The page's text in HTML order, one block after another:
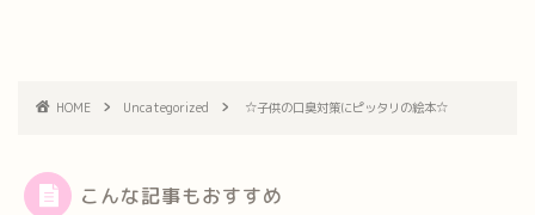
HOME Uncategorized ☆子供の口臭対策にピッタリの絵本☆
こんな記事もおすすめ